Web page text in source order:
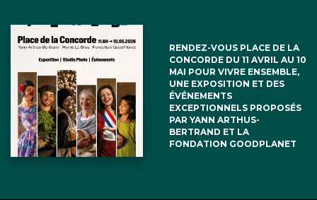
RENDEZ-VOUS PLACE DE LA
CONCORDE DU 11 AVRIL AU 10
MAI POUR VIVRE ENSEMBLE,
UNE EXPOSITION ET DES
ÉVÉNEMENTS
EXCEPTIONNELS PROPOSÉS
PAR YANN ARTHUS-
BERTRAND ET LA
FONDATION GOODPLANET